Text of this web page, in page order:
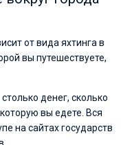
от вида яхтинга в
вы путешествуете,
денег, сколько
вы едете. Вся
на сайтах государств